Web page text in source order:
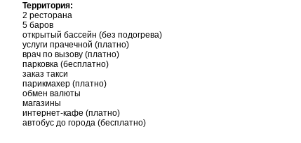
Территория:
2 ресторана
5 баров
открытый бассейн (без подогрева)
услуги прачечной (платно)
врач по вызову (платно)
парковка (бесплатно)
заказ такси
парикмахер (платно)
обмен валюты
магазины
интернет-кафе (платно)
автобус до города (бесплатно)